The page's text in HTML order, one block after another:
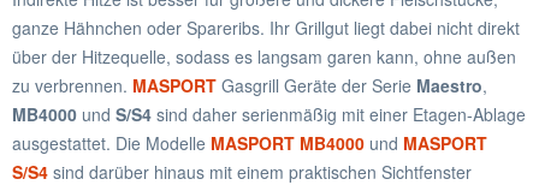
ganze Hähnchen oder Spareribs. Ihr Grillgut liegt dabei nicht direkt
über der Hitzequelle, sodass es langsam garen kann, ohne außen
zu verbrennen. MASPORT Gasgrill Geräte der Serie Maestro,
MB4000 und S/S4 sind daher serienmäßig mit einer Etagen-Ablage
ausgestattet. Die Modelle MASPORT MB4000 und MASPORT
S/S4 sind darüber hinaus mit einem praktischen Sichtfenster